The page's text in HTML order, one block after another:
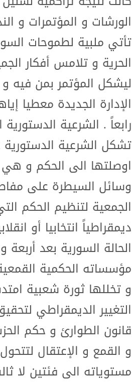
الورشات و المؤتمرات و
تأتي ملبية لطموحات
الحرية و تلامس أفكار
ليشكل المؤتمر بمن فيه
الإدارة الجديدة معطيا
رابعاً . الشرعية الدستورية
تشكل الشرعية
اوصلتها الى الحكم و هي
وسائل السيطرة على
الجمعية لتنظيم الحكم
ديمقراطياً انتخابيا أو
الحالة السورية بعد
مؤسساته الحكمية
و تخللها ثورة شعبية
التغيير الديمقراطي
قانون الطوارئ و حكم
و القمع و الإعتقال
مستوياته الى فئتين لا